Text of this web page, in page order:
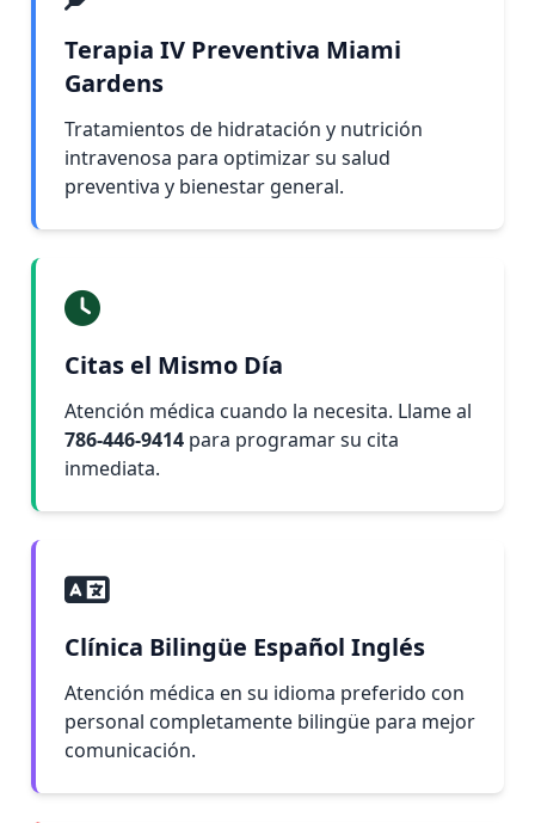
Terapia IV Preventiva Miami
Gardens
Tratamientos de hidratación y nutrición
intravenosa para optimizar su salud
preventiva y bienestar general.
Citas el Mismo Día
Atención médica cuando la necesita. Llame al
786-446-9414 para programar su cita
inmediata.
Clínica Bilingüe Español Inglés
Atención médica en su idioma preferido con
personal completamente bilingüe para mejor
comunicación.